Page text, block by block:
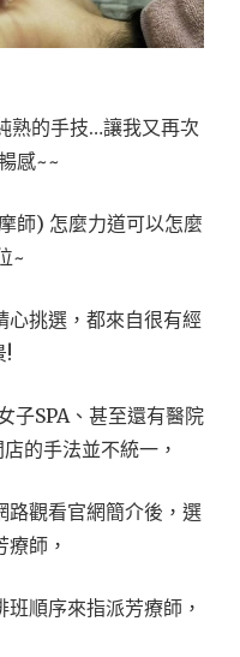
熟的手技…讓我又再次
感~~
師) 怎麼力道可以怎麼
~
心挑選，都來自很有經
!
子SPA、甚至還有醫院
的手法並不統一，
路觀看官網簡介後，選
師，
順序來指派芳療師，